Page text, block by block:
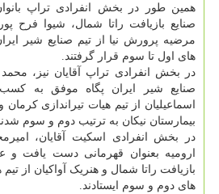
همین طور در بخش انفرادی تراپ
صنایع بازیافت راتا شمال، شیوا فرح
مرضیه پرورش نیا از تیم صنایع شیر
های اول تا سوم قرار گرفتند.
در بخش انفرادی تراپ آقایان نیز،
صنایع شیر ایران پگاه موفق به
اسماعیلیان از تیم هیات تیراندازی کرمان
بیمارستان نیکان به ترتیب دوم و سوم
در بخش انفرادی اسکیت آقایان،
ارومیه بعنوان قهرمانی دست یافت و
بازیافت راتا شمال و هنریک آواکیان از
های دوم و سوم ایستادند.